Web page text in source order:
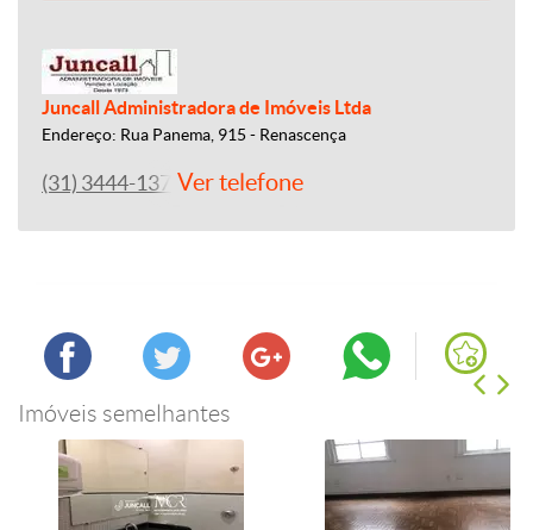
Juncall Administradora de Imóveis Ltda
Endereço: Rua Panema, 915 - Renascença
(31) 3444-1379Ver telefone
Imóveis semelhantes